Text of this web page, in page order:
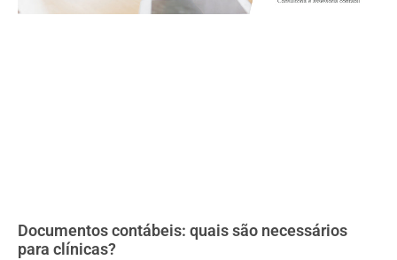
Documentos contábeis: quais são necessários
para clínicas?